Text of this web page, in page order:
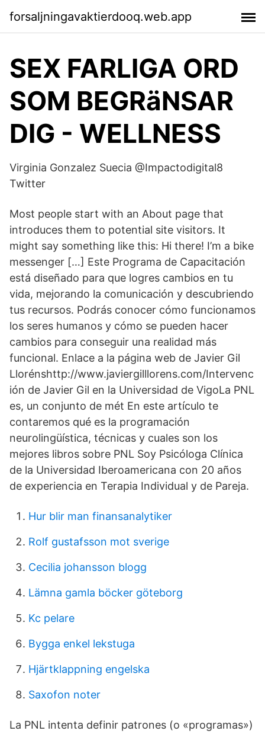
forsaljningavaktierdooq.web.app
SEX FARLIGA ORD
SOM BEGRäNSAR
DIG - WELLNESS
Virginia Gonzalez Suecia @Impactodigital8
Twitter
Most people start with an About page that
introduces them to potential site visitors. It
might say something like this: Hi there! I’m a bike
messenger […] Este Programa de Capacitación
está diseñado para que logres cambios en tu
vida, mejorando la comunicación y descubriendo
tus recursos. Podrás conocer cómo funcionamos
los seres humanos y cómo se pueden hacer
cambios para conseguir una realidad más
funcional. Enlace a la página web de Javier Gil
Llorénshttp://www.javiergilllorens.com/Intervenc
ión de Javier Gil en la Universidad de VigoLa PNL
es, un conjunto de mét En este artículo te
contaremos qué es la programación
neurolingüística, técnicas y cuales son los
mejores libros sobre PNL Soy Psicóloga Clínica
de la Universidad Iberoamericana con 20 años
de experiencia en Terapia Individual y de Pareja.
Hur blir man finansanalytiker
Rolf gustafsson mot sverige
Cecilia johansson blogg
Lämna gamla böcker göteborg
Kc pelare
Bygga enkel lekstuga
Hjärtklappning engelska
Saxofon noter
La PNL intenta definir patrones (o «programas»)